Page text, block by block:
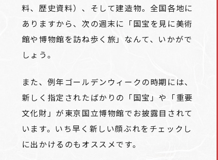
料、歴史資料）、そして建造物。全国各地に
ありますから、次の週末に「国宝を見に美術
館や博物館を訪ね歩く旅」なんて、いかがで
しょう。
また、例年ゴールデンウィークの時期には、
新しく指定されたばかりの「国宝」や「重要
文化財」が東京国立博物館でお披露目されて
います。いち早く新しい顔ぶれをチェックし
に出かけるのもオススメです。